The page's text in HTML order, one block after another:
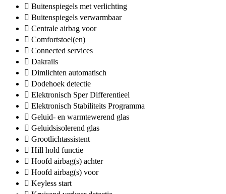
Buitenspiegels met verlichting
Buitenspiegels verwarmbaar
Centrale airbag voor
Comfortstoel(en)
Connected services
Dakrails
Dimlichten automatisch
Dodehoek detectie
Elektronisch Sper Differentieel
Elektronisch Stabiliteits Programma
Geluid- en warmtewerend glas
Geluidsisolerend glas
Grootlichtassistent
Hill hold functie
Hoofd airbag(s) achter
Hoofd airbag(s) voor
Keyless start